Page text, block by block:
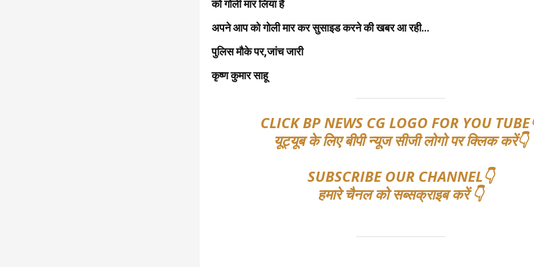
को गोली मार लिया है
अपने आप को गोली मार कर सुसाइड करने की खबर आ रही…
पुलिस मौके पर,जांच जारी
कृष्ण कुमार साहू
CLICK BP NEWS CG LOGO FOR YOU
यूट्यूब के लिए बीपी न्यूज सीजी लोगो पर क्लिक करें👇
SUBSCRIBE OUR CHANNEL👇
हमारे चैनल को सब्सक्राइब करें 👇